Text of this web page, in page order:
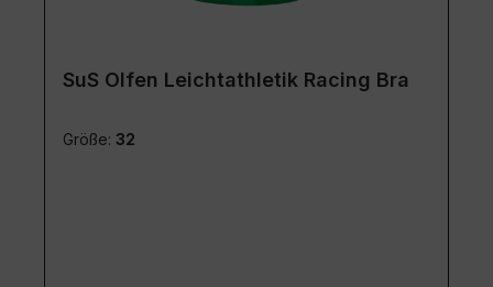
SuS Olfen Leichtathletik Racing Bra
Größe: 32